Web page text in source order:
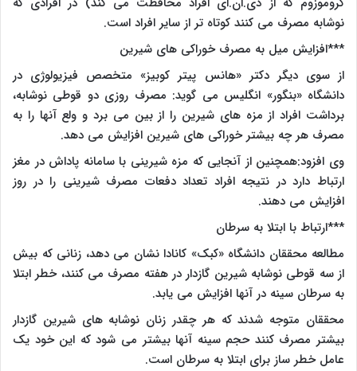
نوشابه مصرف می کنند کوتاه تر از سایر افراد است.
***افزایش میل به مصرف خوراکی های شیرین
از سوی دیگر دکتر «هانس پیتر کوبیز» متخصص فیزیولوژی در
دانشگاه «بنگور» انگلیس می گوید: مصرف روزی دو قوطی نوشابه،
برداشت افراد از مزه های شیرین را از بین می برد و ولع آنها را به
مصرف هر چه بیشتر خوراکی های شیرین افزایش می دهد.
وی افزود:همچنین از آنجایی که مزه شیرینی با سامانه پاداش در مغز
ارتباط دارد در نتیجه افراد تعداد دفعات مصرف شیرینی را در روز
افزایش می دهند.
***ارتباط با ابتلا به سرطان
مطالعه محققان دانشگاه «کبک» کانادا نشان می دهد، زنانی که بیش
از سه قوطی نوشابه شیرین گازدار در هفته مصرف می کنند، خطر ابتلا
به سرطان سینه در آنها افزایش می یابد.
محققان متوجه شدند که هر چقدر زنان نوشابه های شیرین گازدار
بیشتر مصرف کنند حجم سینه آنها بیشتر می شود که این خود یک
عامل خطر ساز برای ابتلا به سرطان است.